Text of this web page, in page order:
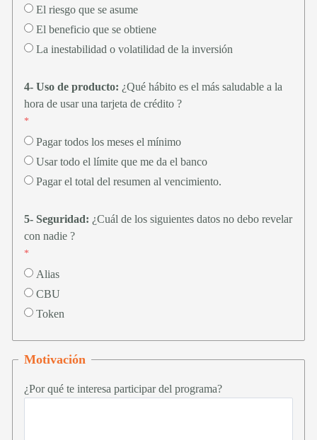
El riesgo que se asume
El beneficio que se obtiene
La inestabilidad o volatilidad de la inversión
4- Uso de producto: ¿Qué hábito es el más saludable a la
hora de usar una tarjeta de crédito ?
Pagar todos los meses el mínimo
Usar todo el límite que me da el banco
Pagar el total del resumen al vencimiento.
5- Seguridad: ¿Cuál de los siguientes datos no debo revelar
con nadie ?
Alias
CBU
Token
Motivación
¿Por qué te interesa participar del programa?